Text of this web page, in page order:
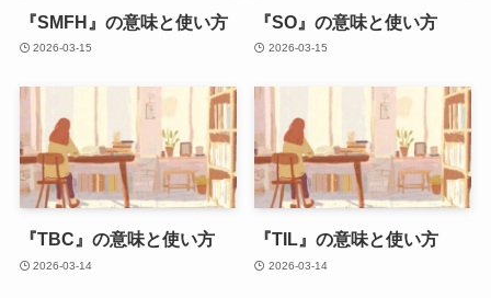
『SMFH』の意味と使い方
2026-03-15
『SO』の意味と使い方
2026-03-15
『TBC』の意味と使い方
2026-03-14
『TIL』の意味と使い方
2026-03-14